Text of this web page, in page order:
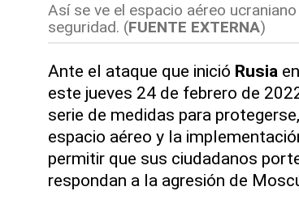
Así se ve el espacio aéreo
seguridad. (FUENTE EXTERNA)
Ante el ataque que inició Rusia
este jueves 24 de febrero de
serie de medidas para
espacio aéreo y la
permitir que sus ciudadanos
respondan a la agresión de